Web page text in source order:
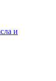
и